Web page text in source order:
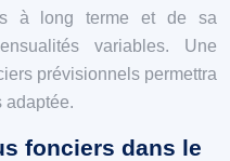
à long terme et de sa
variables. Une
prévisionnels permettra
adaptée.
fonciers dans le